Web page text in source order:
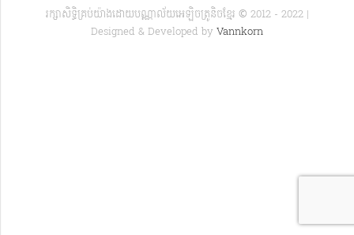
រក្សាសិទ្ធិគ្រប់យ៉ាងដោយបណ្ណាល័យអេឡិចត្រូនិចខ្មែរ © 2012 - 2022 |
Designed & Developed by Vannkorn